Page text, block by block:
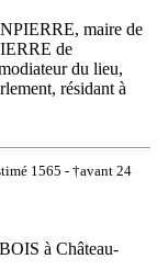
maire de
de
du lieu,
résidant à
1565 - †avant 24
à Château-